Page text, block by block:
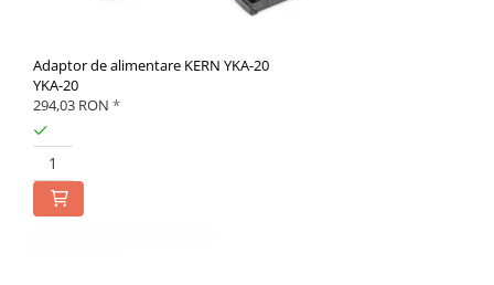
Adaptor de alimentare KERN YKA-20
YKA-20
294,03 RON *